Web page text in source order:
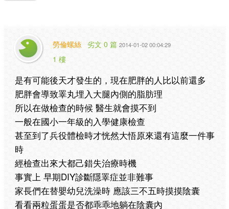
勞倫螺絲 劣文 0 篇 2014-01-02 00:04:29
1 樓
是有可能後天才發生的，現在肥胖的人比以前還多
肥胖會導致睪丸埋入大腿內側的脂肪理
所以在做檢查的時候 醫生就會摸不到
一般在國小一年級的入學健康檢查
甚至到了兵役體檢時才恍然大悟原來還有這麼一件事
時
經檢查出來大都己錯失治療時機
事實上 早期DIY診斷隱睪症並非難事
家長們在替嬰幼兒洗澡時 應該三不五時摸摸陰囊
看看兩粒蛋蛋是否都乖乖地躺在陰囊內